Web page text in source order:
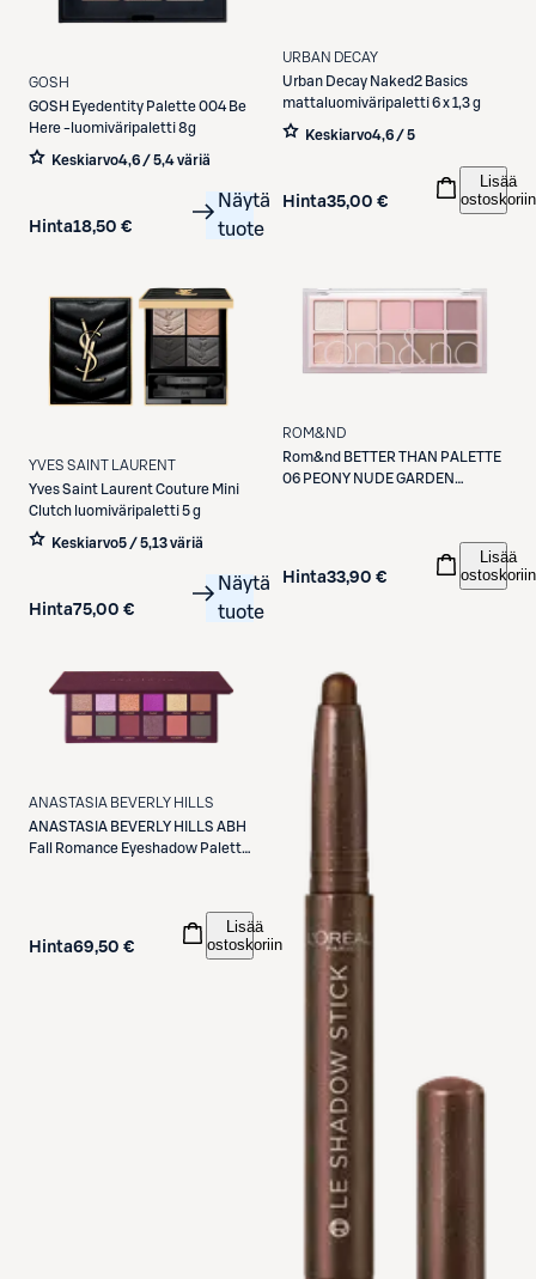
GOSH
GOSH Eyedentity Palette 004 Be
Here -luomiväripaletti 8g
Keskiarvo4,6 / 5,4 väriä
Hinta18,50 €
Näytä
tuote
URBAN DECAY
Urban Decay Naked2 Basics
mattaluomiväripaletti 6 x 1,3 g
Keskiarvo4,6 / 5
Hinta35,00 €
Lisää
ostoskoriin
YVES SAINT LAURENT
Yves Saint LaurentCouture Mini
Clutch luomiväripaletti 5 g
Keskiarvo5 / 5,13 väriä
Hinta75,00 €
Näytä
tuote
ROM&ND
Rom&nd BETTER THAN PALETTE
06 PEONY NUDE GARDEN
Hinta33,90 €
Lisää
ostoskoriin
ANASTASIA BEVERLY HILLS
ANASTASIA BEVERLY HILLS ABH
Fall Romance Eyeshadow Palette
Hinta69,50 €
Lisää
ostoskoriin